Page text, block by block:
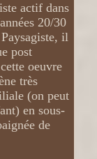
actif dans
20/30
il
post
oeuvre
très
(on peut
en sous-
de